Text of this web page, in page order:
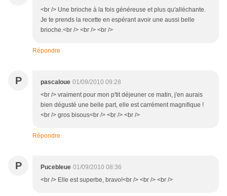
<br /> Une brioche à la fois généreuse et plus qu'alléchante.
Je te prends la recette en espérant avoir une aussi belle
brioche.<br /> <br /> <br />
Répondre
P pascaloue 01/09/2010 09:28
<br /> vraiment pour mon p'tit déjeuner ce matin, j'en aurais
bien dégusté une belle part, elle est carrément magnifique !
<br /> gros bisous<br /> <br /> <br />
Répondre
P Pucebleue 01/09/2010 08:36
<br /> Elle est superbe, bravo!<br /> <br /> <br />